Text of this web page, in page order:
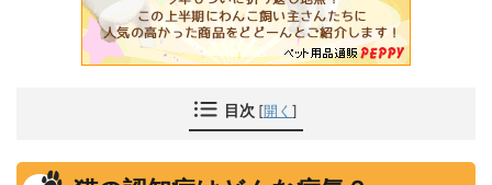
目次 [開く ]